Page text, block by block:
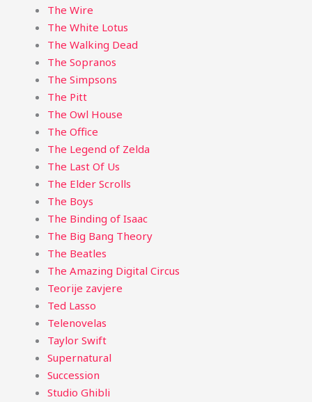
The Wire
The White Lotus
The Walking Dead
The Sopranos
The Simpsons
The Pitt
The Owl House
The Office
The Legend of Zelda
The Last Of Us
The Elder Scrolls
The Boys
The Binding of Isaac
The Big Bang Theory
The Beatles
The Amazing Digital Circus
Teorije zavjere
Ted Lasso
Telenovelas
Taylor Swift
Supernatural
Succession
Studio Ghibli